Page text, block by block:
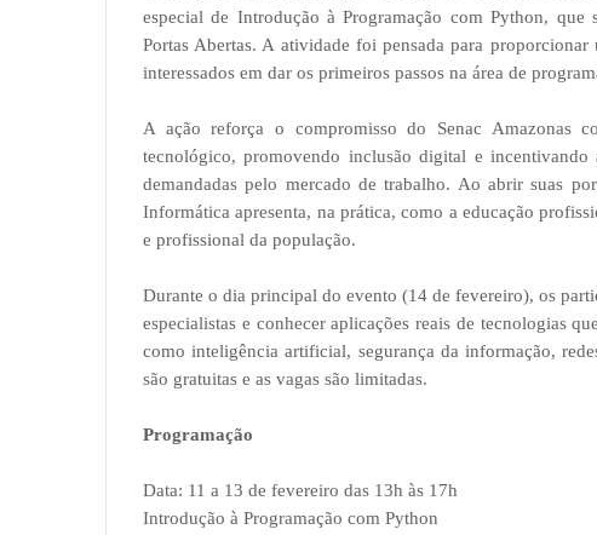
especial de Introdução à Programação com Python,
Portas Abertas. A atividade foi pensada para
interessados em dar os primeiros passos na área de
A ação reforça o compromisso do Senac Amazonas
tecnológico, promovendo inclusão digital e
demandadas pelo mercado de trabalho. Ao abrir suas
Informática apresenta, na prática, como a educação
e profissional da população.
Durante o dia principal do evento (14 de fevereiro), os
especialistas e conhecer aplicações reais de tecnologias
como inteligência artificial, segurança da informação,
são gratuitas e as vagas são limitadas.
Programação
Data: 11 a 13 de fevereiro das 13h às 17h
Introdução à Programação com Python